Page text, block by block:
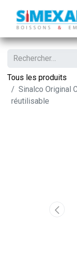
Tous les produits
Sinalco Original
réutilisable